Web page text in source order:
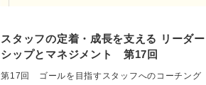
スタッフの定着・成長を支える リーダー
シップとマネジメント 第17回
第17回 ゴールを目指すスタッフへのコーチング